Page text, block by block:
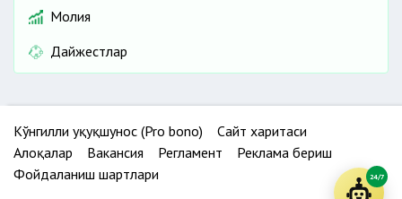
Молия
Дайжестлар
Кўнгилли ҳуқуқшунос (Pro bono)
Сайт харитаси
Алоқалар
Вакансия Регламент
Реклама бериш
Фойдаланиш шартлари
24/7